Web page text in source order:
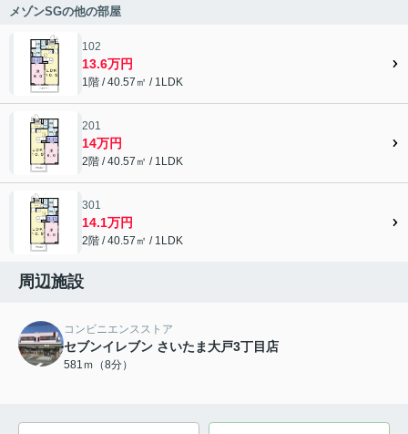
メゾンSGの他の部屋
102
13.6万円
1階 / 40.57㎡ / 1LDK
201
14万円
2階 / 40.57㎡ / 1LDK
301
14.1万円
2階 / 40.57㎡ / 1LDK
周辺施設
コンビニエンスストア
セブンイレブン さいたま大戸3丁目店
581ｍ（8分）